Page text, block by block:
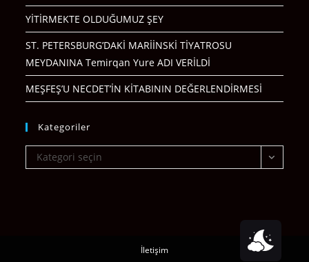
YİTİRMEKTE OLDUĞUMUZ ŞEY
ST. PETERSBURG’DAKİ MARİİNSKİ TİYATROSU
MEYDANINA Temirqan Yure ADI VERİLDİ
MEŞFEŞ’U NECDET’İN KİTABININ DEĞERLENDİRMESİ
Kategoriler
Kategoriler
Kategori seçin
İletişim